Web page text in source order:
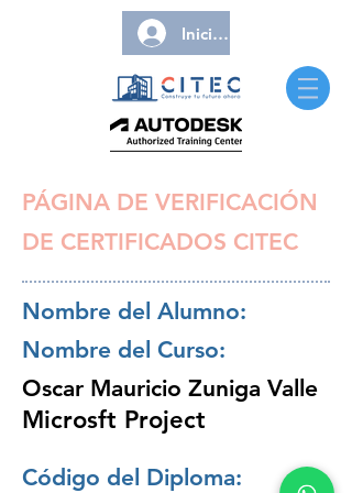
Iniciar sesión
PÁGINA DE VERIFICACIÓN
DE CERTIFICADOS CITEC
Nombre del Alumno:
Nombre del Curso:
Oscar Mauricio Zuniga Valle
Microsft Project
Código del Diploma: